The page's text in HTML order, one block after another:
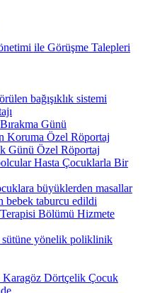
ile Görüşme Talepleri
bağışıklık sistemi
Günü
Koruma Özel Röportaj
Günü Özel Röportaj
Hasta Çocuklarla Bir
büyüklerden masallar
bebek taburcu edildi
Bölümü Hizmete
sütüne yönelik poliklinik
Karagöz Dörtçelik Çocuk